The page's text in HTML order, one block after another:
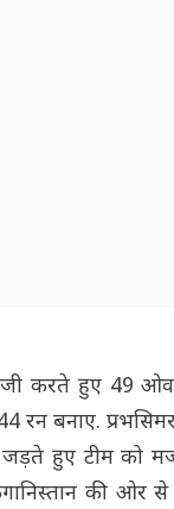
करते हुए 49
बनाए.
हुए टीम को
की